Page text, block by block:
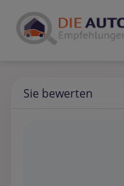
Sie bewerten